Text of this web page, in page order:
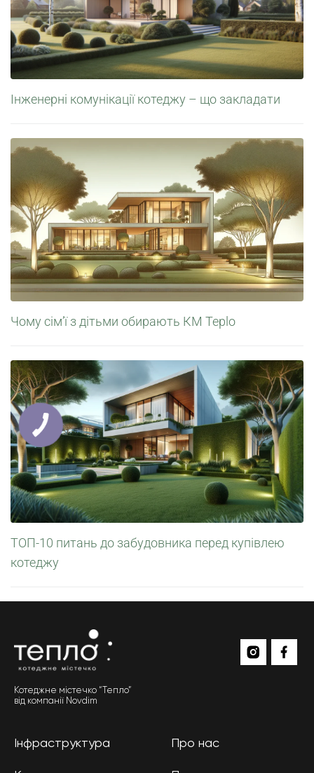
Інженерні комунікації котеджу – що закладати
Чому сім’ї з дітьми обирають КМ Teplo
ТОП-10 питань до забудовника перед купівлею
котеджу
Котеджне містечко “Тепло”
від компанії Novdim
Інфраструктура Про нас